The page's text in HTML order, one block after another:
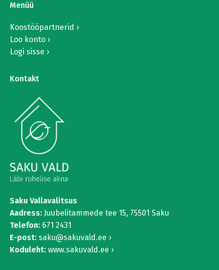
Menüü
Koostööpartnerid
Loo konto
Logi sisse
Kontakt
Saku Vallavalitsus
Aadress: Juubelitammede tee 15, 75501 Saku
Telefon: 671 2431
E-post: saku@sakuvald.ee
Koduleht: www.sakuvald.ee